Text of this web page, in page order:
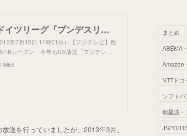
【フジテレビ】欧州サッカー・ドイツリーグ『ブンデスリーガ』15/16シーズン 今年もCS放送「フジテレビNEXT」にて放送決定！
年7月15日 11時01分）【フジテレビ】欧
16シーズン 今年もCS放送「フジテレ…
送を行っていましたが、2013年3月、
(60
(42
50
(58
(
56
(56
(
(
(38
(
(
(32
(
(
(
(
(
(
(
(
(
9
(
(
まとめ
ABEMA
Amazon
NTTド
ソフト
衛星波